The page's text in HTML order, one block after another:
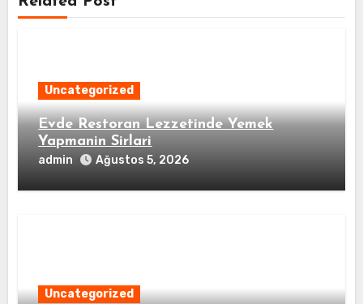
Uncategorized
Evde Restoran Lezzetinde Yemek
Yapmanin Sirlari
admin Ağustos 5, 2026
Uncategorized